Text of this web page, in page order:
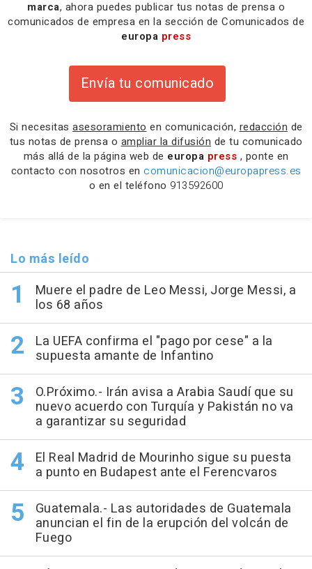
marca, ahora puedes publicar tus notas de prensa o
comunicados de empresa en la sección de Comunicados de
europa press
Envía tu comunicado
Si necesitas asesoramiento en comunicación, redacción de
tus notas de prensa o ampliar la difusión de tu comunicado
más allá de la página web de europa press , ponte en
contacto con nosotros en comunicacion@europapress.es
o en el teléfono 913592600
Lo más leído
Muere el padre de Leo Messi, Jorge Messi, a
los 68 años
La UEFA confirma el "pago por cese" a la
supuesta amante de Infantino
O.Próximo.- Irán avisa a Arabia Saudí que su
nuevo acuerdo con Turquía y Pakistán no va
a garantizar su seguridad
El Real Madrid de Mourinho sigue su puesta
a punto en Budapest ante el Ferencvaros
Guatemala.- Las autoridades de Guatemala
anuncian el fin de la erupción del volcán de
Fuego